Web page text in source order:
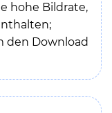
hohe Bildrate,
den Download